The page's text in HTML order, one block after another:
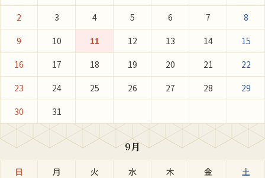
2
3 4 5 6 7
8
9
10 11 12 13 14
15
16
17 18 19 20 21
22
23
24 25 26 27 28
29
30
31
9月
日 月 火 水 木 金
土